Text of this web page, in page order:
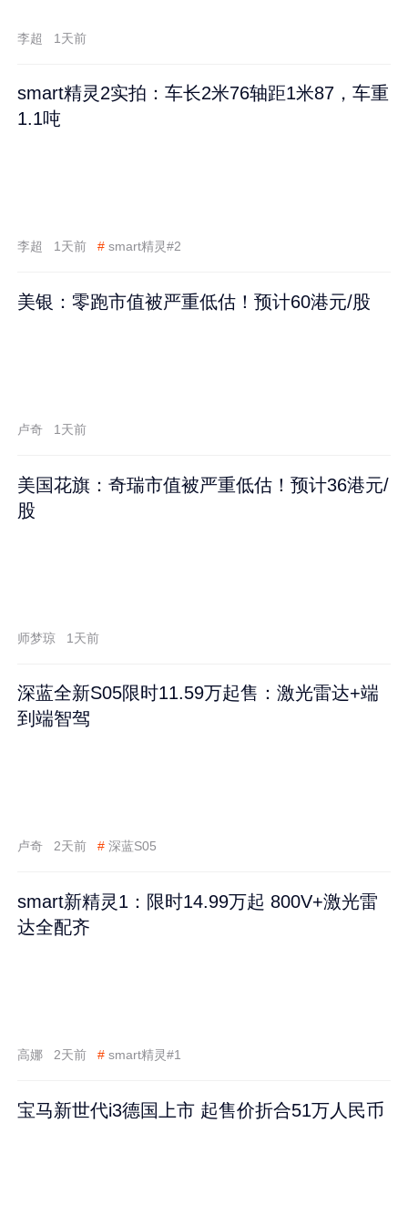
李超 1天前
smart精灵2实拍：车长2米76轴距1米87，车重
1.1吨
李超 1天前 # smart精灵#2
美银：零跑市值被严重低估！预计60港元/股
卢奇 1天前
美国花旗：奇瑞市值被严重低估！预计36港元/
股
师梦琼 1天前
深蓝全新S05限时11.59万起售：激光雷达+端
到端智驾
卢奇 2天前 # 深蓝S05
smart新精灵1：限时14.99万起 800V+激光雷
达全配齐
高娜 2天前 # smart精灵#1
宝马新世代i3德国上市 起售价折合51万人民币